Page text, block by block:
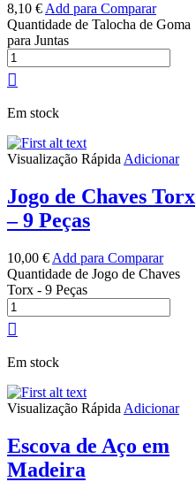
8,10 € Add para Comparar
Quantidade de Talocha de Goma
para Juntas
Em stock
Visualização Rápida Adicionar
Jogo de Chaves Torx
– 9 Peças
10,00 € Add para Comparar
Quantidade de Jogo de Chaves
Torx - 9 Peças
Em stock
Visualização Rápida Adicionar
Escova de Aço em
Madeira